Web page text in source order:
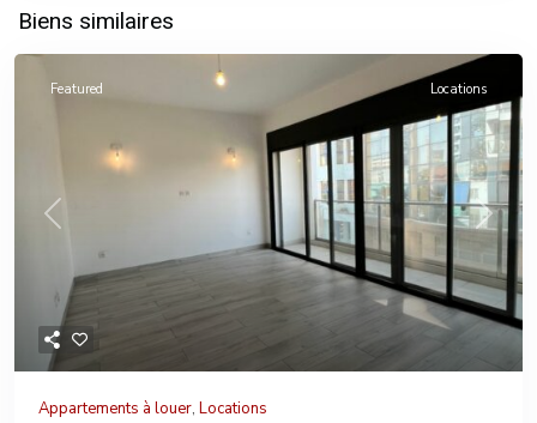
Biens similaires
Previous Next
Featured Locations
Appartements à louer, Locations